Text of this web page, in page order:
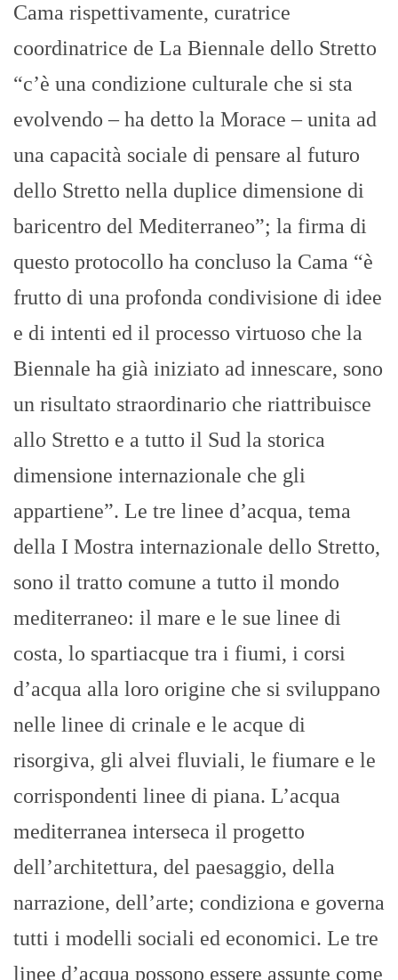
Cama rispettivamente, curatrice
coordinatrice de La Biennale dello Stretto
“c’è una condizione culturale che si sta
evolvendo – ha detto la Morace – unita ad
una capacità sociale di pensare al futuro
dello Stretto nella duplice dimensione di
baricentro del Mediterraneo”; la firma di
questo protocollo ha concluso la Cama “è
frutto di una profonda condivisione di idee
e di intenti ed il processo virtuoso che la
Biennale ha già iniziato ad innescare, sono
un risultato straordinario che riattribuisce
allo Stretto e a tutto il Sud la storica
dimensione internazionale che gli
appartiene”. Le tre linee d’acqua, tema
della I Mostra internazionale dello Stretto,
sono il tratto comune a tutto il mondo
mediterraneo: il mare e le sue linee di
costa, lo spartiacque tra i fiumi, i corsi
d’acqua alla loro origine che si sviluppano
nelle linee di crinale e le acque di
risorgiva, gli alvei fluviali, le fiumare e le
corrispondenti linee di piana. L’acqua
mediterranea interseca il progetto
dell’architettura, del paesaggio, della
narrazione, dell’arte; condiziona e governa
tutti i modelli sociali ed economici. Le tre
linee d’acqua possono essere assunte come